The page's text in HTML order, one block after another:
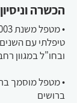
הכשרה
• מטפל משנת 2003 בקליניקה פרטית,
טיפלתי עם
ובחו"ל במגוון
• מטפל מוסמך
ברושים